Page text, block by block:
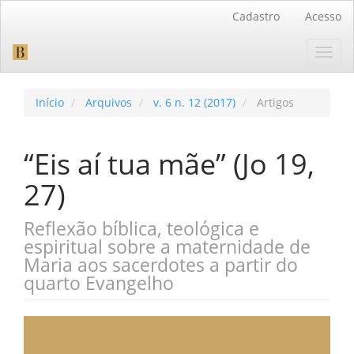
Barra
Cadastro Acesso
Início Arquivos v. 6 n. 12 (2017) Artigos
“Eis aí tua mãe” (Jo 19,
27)
Reflexão bíblica, teológica e
espiritual sobre a maternidade de
Maria aos sacerdotes a partir do
quarto Evangelho